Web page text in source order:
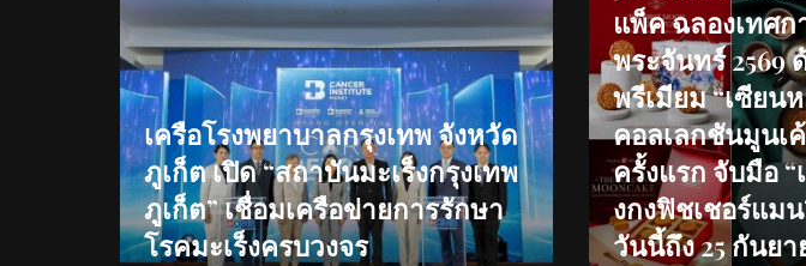
เครือโรงพยาบาลกรุงเทพ จังหวัด
ภูเก็ต เปิด “สถาบันมะเร็งกรุงเทพ
ภูเก็ต” เชื่อมเครือข่ายการรักษา
โรคมะเร็งครบวงจร
แพ็ค ฉลองเทศ
พระจันทร์ 2569
พรีเมียม “เซียน
คอลเลกชันมูนเ
ครั้งแรก จับมือ “
งกงฟิชเชอร์แม
วันนี้ถึง 25 กันยา